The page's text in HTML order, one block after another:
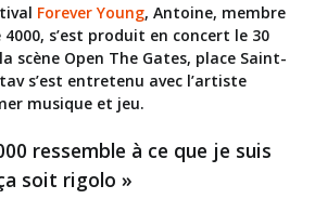
Forever Young, Antoine, membre
s’est produit en concert le 30
scène Open The Gates, place Saint-
s’est entretenu avec l’artiste
musique et jeu.
ressemble à ce que je suis
soit rigolo »